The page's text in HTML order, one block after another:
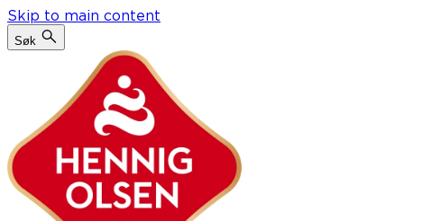
Skip to main content
Søk